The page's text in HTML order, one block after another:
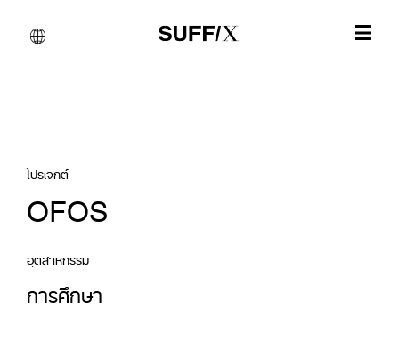
โปรเจกต์
OFOS
อุตสาหกรรม
การศึกษา